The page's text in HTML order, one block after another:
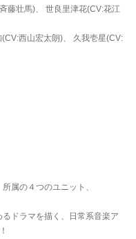
藤壮馬)、 世良里津花(CV:花江
西山宏太朗)、 久我壱星(CV:
属の４つのユニット、
ドラマを描く、日常系音楽ア